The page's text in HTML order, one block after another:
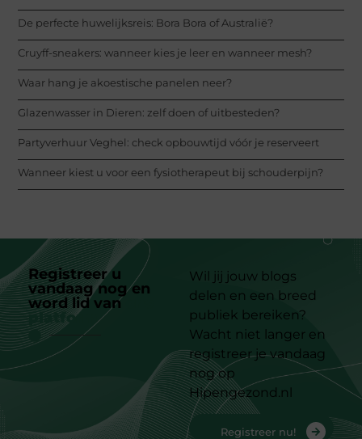
De perfecte huwelijksreis: Bora Bora of Australië?
Cruyff-sneakers: wanneer kies je leer en wanneer mesh?
Waar hang je akoestische panelen neer?
Glazenwasser in Dieren: zelf doen of uitbesteden?
Partyverhuur Veghel: check opbouwtijd vóór je reserveert
Wanneer kiest u voor een fysiotherapeut bij schouderpijn?
Registreer u
vandaag nog en
word lid van
platform
Wil jij jouw blogs
delen en een breed
publiek bereiken?
Wacht niet langer en
registreer je vandaag
nog op
Hipengezond.nl
Registreer nu!